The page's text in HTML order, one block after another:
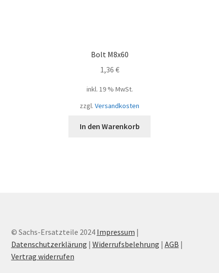
Bolt M8x60
1,36 €
inkl. 19 % MwSt.
zzgl. Versandkosten
In den Warenkorb
© Sachs-Ersatzteile 2024 Impressum |
Datenschutzerklärung | Widerrufsbelehrung | AGB |
Vertrag widerrufen